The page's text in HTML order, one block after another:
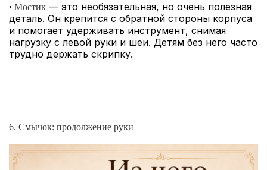
· Мостик — это необязательная, но очень полезная
деталь. Он крепится с обратной стороны корпуса
и помогает удерживать инструмент, снимая
нагрузку с левой руки и шеи. Детям без него часто
трудно держать скрипку.
6. Смычок: продолжение руки